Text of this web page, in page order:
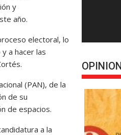
y
año.
electoral, lo
a hacer las
(PAN), de la
de su
de espacios.
a la
OPINION